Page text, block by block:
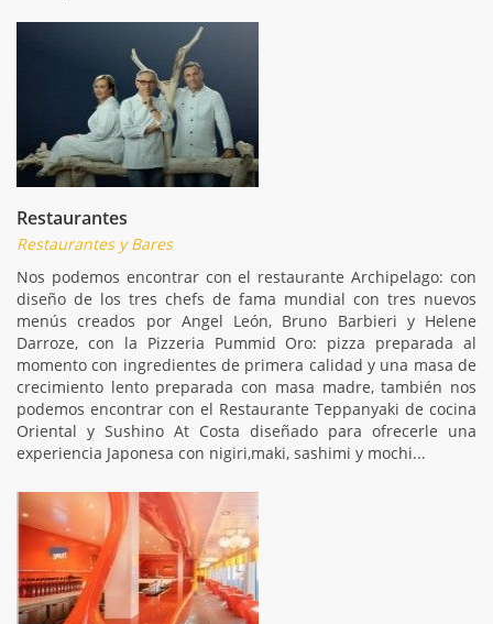
Restaurantes
Restaurantes y Bares
Nos podemos encontrar con el restaurante Archipelago: con
diseño de los tres chefs de fama mundial con tres nuevos
menús creados por Angel León, Bruno Barbieri y Helene
Darroze, con la Pizzeria Pummid Oro: pizza preparada al
momento con ingredientes de primera calidad y una masa de
crecimiento lento preparada con masa madre, también nos
podemos encontrar con el Restaurante Teppanyaki de cocina
Oriental y Sushino At Costa diseñado para ofrecerle una
experiencia Japonesa con nigiri,maki, sashimi y mochi...